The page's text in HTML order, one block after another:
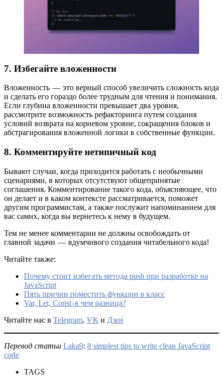
7. Избегайте вложенности
Вложенность — это верный способ увеличить сложность кода
и сделать его гораздо более трудным для чтения и понимания.
Если глубина вложенности превышает два уровня,
рассмотрите возможность рефакторинга путем создания
условий возврата на корневом уровне, сокращения блоков и
абстрагирования вложенной логики в собственные функции.
8. Комментируйте нетипичный код
Бывают случаи, когда приходится работать с необычными
сценариями, в которых отсутствуют общепринятые
соглашения. Комментирование такого кода, объясняющее, что
он делает и в каком контексте рассматривается, поможет
другим программистам, а также послужит напоминанием для
вас самих, когда вы вернетесь к нему в будущем.
Тем не менее комментарии не должны освобождать от
главной задачи — вдумчивого создания читабельного кода!
Читайте также:
Почему стоит избегать метода push при разработке на
JavaScript
Пять причин поместить функции в класс
Var, Let, Const - в чем разница?
Читайте нас в Telegram, VK и Дзен
Перевод статьи Laka9: 8 simplest tips to write clean JavaScript
code
TAGS